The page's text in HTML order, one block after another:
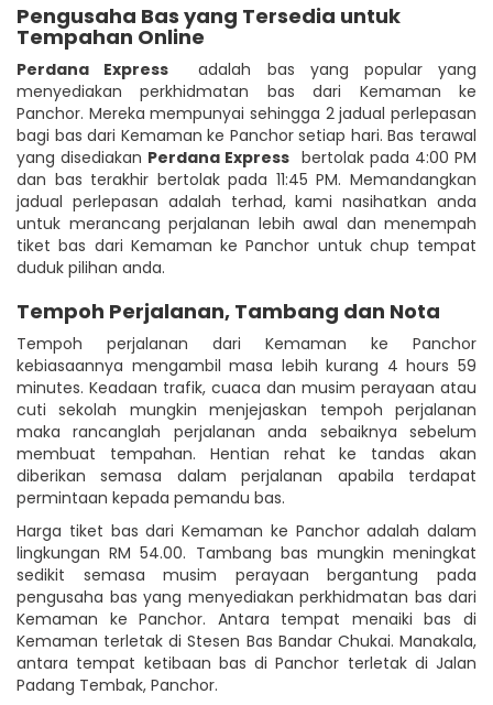
Pengusaha Bas yang Tersedia untuk
Tempahan Online
Perdana Express
adalah bas yang popular yang
menyediakan perkhidmatan bas dari Kemaman ke
Panchor. Mereka mempunyai sehingga 2 jadual perlepasan
bagi bas dari Kemaman ke Panchor setiap hari. Bas terawal
yang disediakan Perdana Express bertolak pada 4:00 PM
dan bas terakhir bertolak pada 11:45 PM. Memandangkan
jadual perlepasan adalah terhad, kami nasihatkan anda
untuk merancang perjalanan lebih awal dan menempah
tiket bas dari Kemaman ke Panchor untuk chup tempat
duduk pilihan anda.
Tempoh Perjalanan, Tambang dan Nota
Tempoh perjalanan dari Kemaman ke Panchor
kebiasaannya mengambil masa lebih kurang 4 hours 59
minutes. Keadaan trafik, cuaca dan musim perayaan atau
cuti sekolah mungkin menjejaskan tempoh perjalanan
maka rancanglah perjalanan anda sebaiknya sebelum
membuat tempahan. Hentian rehat ke tandas akan
diberikan semasa dalam perjalanan apabila terdapat
permintaan kepada pemandu bas.
Harga tiket bas dari Kemaman ke Panchor adalah dalam
lingkungan RM 54.00. Tambang bas mungkin meningkat
sedikit semasa musim perayaan bergantung pada
pengusaha bas yang menyediakan perkhidmatan bas dari
Kemaman ke Panchor. Antara tempat menaiki bas di
Kemaman terletak di Stesen Bas Bandar Chukai. Manakala,
antara tempat ketibaan bas di Panchor terletak di Jalan
Padang Tembak, Panchor.